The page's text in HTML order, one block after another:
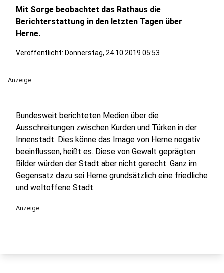
Mit Sorge beobachtet das Rathaus die
Berichterstattung in den letzten Tagen über
Herne.
Veröffentlicht: Donnerstag, 24.10.2019 05:53
Anzeige
Bundesweit berichteten Medien über die
Ausschreitungen zwischen Kurden und Türken in der
Innenstadt. Dies könne das Image von Herne negativ
beeinflussen, heißt es. Diese von Gewalt geprägten
Bilder würden der Stadt aber nicht gerecht. Ganz im
Gegensatz dazu sei Herne grundsätzlich eine friedliche
und weltoffene Stadt.
Anzeige